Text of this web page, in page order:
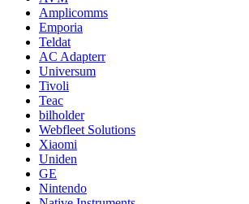
Amplicomms
Emporia
Teldat
AC Adapterr
Universum
Tivoli
Teac
bilholder
Webfleet Solutions
Xiaomi
Uniden
GE
Nintendo